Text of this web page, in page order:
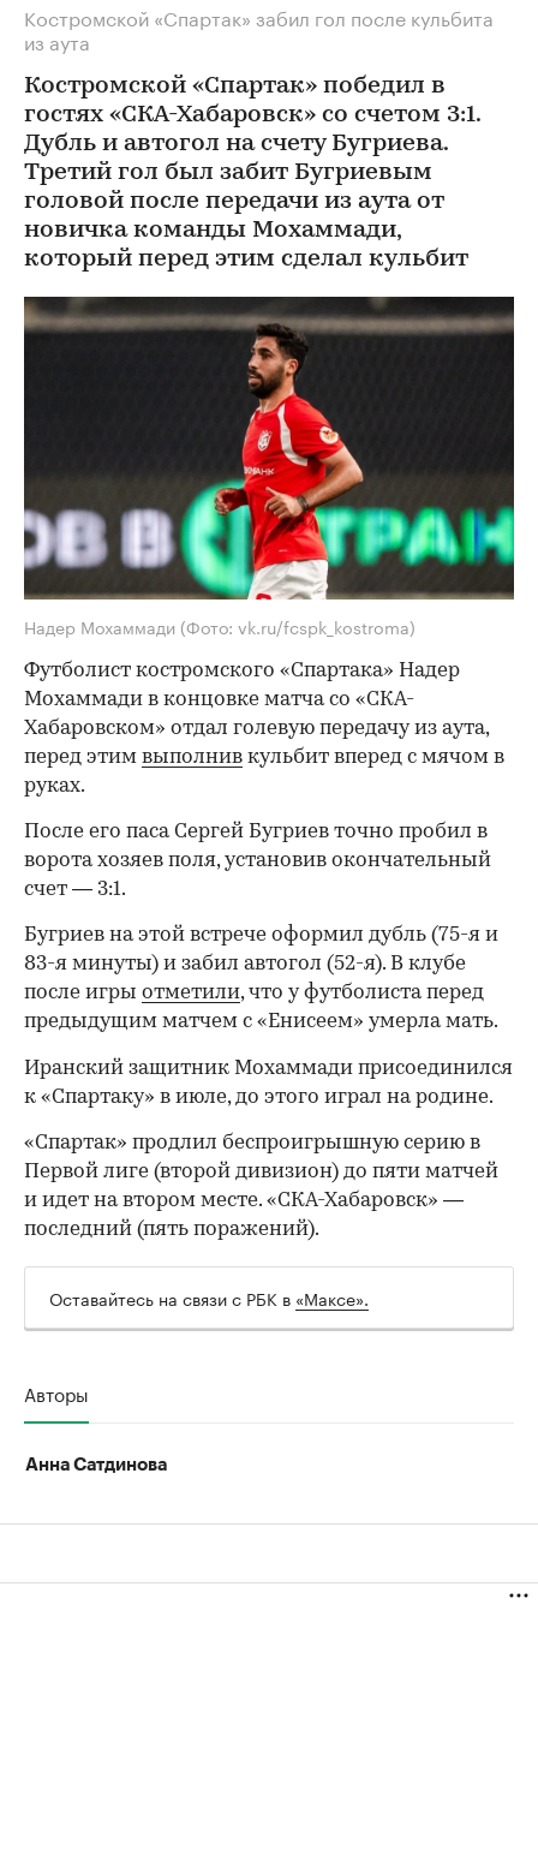
Костромской «Спартак» забил гол после кульбита
из аута
Костромской «Спартак» победил в
гостях «СКА-Хабаровск» со счетом 3:1.
Дубль и автогол на счету Бугриева.
Третий гол был забит Бугриевым
головой после передачи из аута от
новичка команды Мохаммади,
который перед этим сделал кульбит
Надер Мохаммади (Фото: vk.ru/fcspk_kostroma)
Футболист костромского «Спартака» Надер
Мохаммади в концовке матча со «СКА-
Хабаровском» отдал голевую передачу из аута,
перед этим выполнив кульбит вперед с мячом в
руках.
После его паса Сергей Бугриев точно пробил в
ворота хозяев поля, установив окончательный
счет — 3:1.
Бугриев на этой встрече оформил дубль (75-я и
83-я минуты) и забил автогол (52-я). В клубе
после игры отметили, что у футболиста перед
предыдущим матчем с «Енисеем» умерла мать.
00:00 / 00:00
Иранский защитник Мохаммади присоединился
к «Спартаку» в июле, до этого играл на родине.
«Спартак» продлил беспроигрышную серию в
Первой лиге (второй дивизион) до пяти матчей
и идет на втором месте. «СКА-Хабаровск» —
последний (пять поражений).
Оставайтесь на связи с РБК в «Максе».
Авторы
Анна Сатдинова